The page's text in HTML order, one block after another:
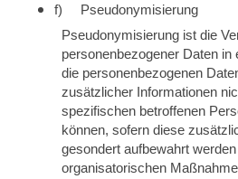
f) Pseudonymisierung
Pseudonymisierung ist die
personenbezogener Daten in
die personenbezogenen
zusätzlicher Informationen
spezifischen betroffenen
können, sofern diese
gesondert aufbewahrt
organisatorischen